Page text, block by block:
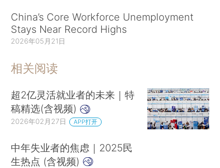
China’s Core Workforce Unemployment
Stays Near Record Highs
2026年05月21日
相关阅读
超2亿灵活就业者的未来｜特
稿精选(含视频)
2026年02月27日 APP打开
中年失业者的焦虑｜2025民
生热点 (含视频)